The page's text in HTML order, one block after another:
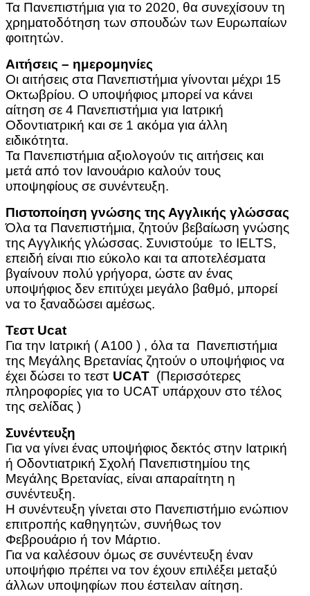
Τα Πανεπιστήμια για το 2020, θα συνεχίσουν τη
χρηματοδότηση των σπουδών των Ευρωπαίων
φοιτητών.
Αιτήσεις – ημερομηνίες
Οι αιτήσεις στα Πανεπιστήμια γίνονται μέχρι 15
Οκτωβρίου. Ο υποψήφιος μπορεί να κάνει
αίτηση σε 4 Πανεπιστήμια για Ιατρική
Οδοντιατρική και σε 1 ακόμα για άλλη
ειδικότητα.
Τα Πανεπιστήμια αξιολογούν τις αιτήσεις και
μετά από τον Ιανουάριο καλούν τους
υποψηφίους σε συνέντευξη.
Πιστοποίηση γνώσης της Αγγλικής γλώσσας
Όλα τα Πανεπιστήμια, ζητούν βεβαίωση γνώσης
της Αγγλικής γλώσσας. Συνιστούμε το IELTS,
επειδή είναι πιο εύκολο και τα αποτελέσματα
βγαίνουν πολύ γρήγορα, ώστε αν ένας
υποψήφιος δεν επιτύχει μεγάλο βαθμό, μπορεί
να το ξαναδώσει αμέσως.
Τεστ Ucat
Για την Ιατρική ( Α100 ) , όλα τα Πανεπιστήμια
της Μεγάλης Βρετανίας ζητούν ο υποψήφιος να
έχει δώσει το τεστ UCAT (Περισσότερες
πληροφορίες για το UCAT υπάρχουν στο τέλος
της σελίδας )
Συνέντευξη
Για να γίνει ένας υποψήφιος δεκτός στην Ιατρική
ή Οδοντιατρική Σχολή Πανεπιστημίου της
Μεγάλης Βρετανίας, είναι απαραίτητη η
συνέντευξη.
Η συνέντευξη γίνεται στο Πανεπιστήμιο ενώπιον
επιτροπής καθηγητών, συνήθως τον
Φεβρουάριο ή τον Μάρτιο.
Για να καλέσουν όμως σε συνέντευξη έναν
υποψήφιο πρέπει να τον έχουν επιλέξει μεταξύ
άλλων υποψηφίων που έστειλαν αίτηση.